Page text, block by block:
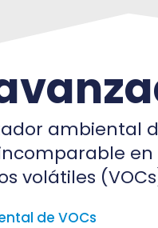
ambiental
volátiles
de VOCs